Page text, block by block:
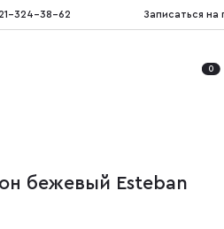
324-38-62 Записаться на
0
бежевый Esteban